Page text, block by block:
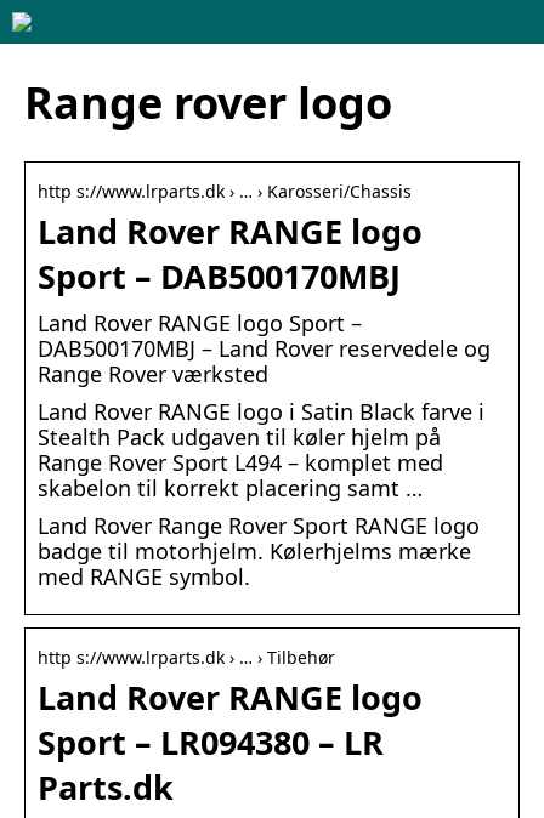
Range rover logo
http s://www.lrparts.dk › … › Karosseri/Chassis
Land Rover RANGE logo
Sport – DAB500170MBJ
Land Rover RANGE logo Sport –
DAB500170MBJ – Land Rover reservedele og
Range Rover værksted
Land Rover RANGE logo i Satin Black farve i
Stealth Pack udgaven til køler hjelm på
Range Rover Sport L494 – komplet med
skabelon til korrekt placering samt …
Land Rover Range Rover Sport RANGE logo
badge til motorhjelm. Kølerhjelms mærke
med RANGE symbol.
http s://www.lrparts.dk › … › Tilbehør
Land Rover RANGE logo
Sport – LR094380 – LR
Parts.dk